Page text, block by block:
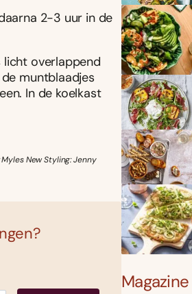
2-3 uur in de
licht overlappend
muntblaadjes
In de koelkast
New Styling: Jenny
Magazine